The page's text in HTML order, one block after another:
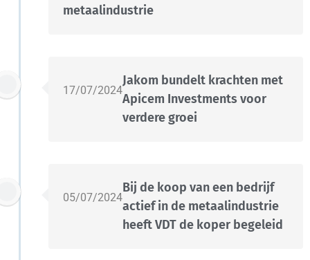
metaalindustrie
17/07/2024
Jakom bundelt krachten met
Apicem Investments voor
verdere groei
05/07/2024
Bij de koop van een bedrijf
actief in de metaalindustrie
heeft VDT de koper begeleid